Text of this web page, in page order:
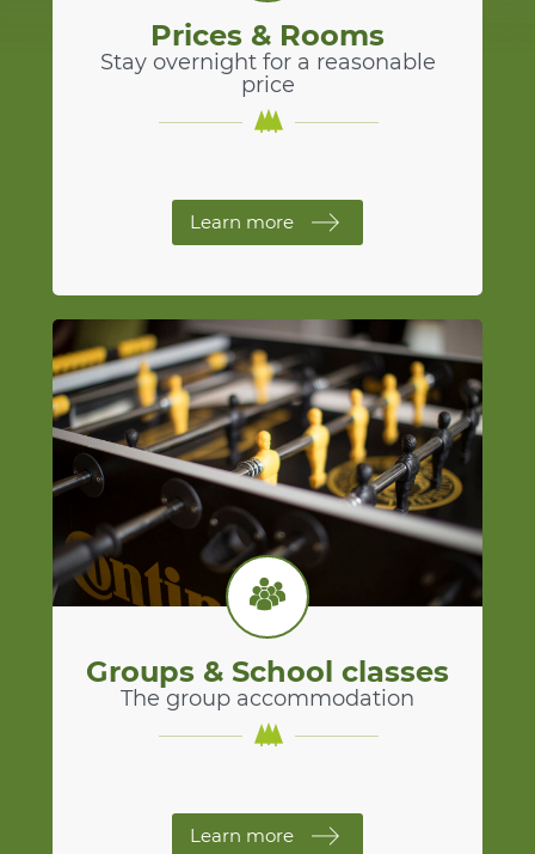
Prices & Rooms
Stay overnight for a reasonable
price
Learn more
Groups & School classes
The group accommodation
Learn more